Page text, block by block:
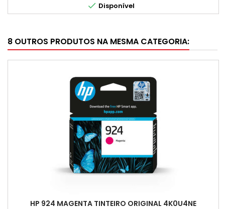
 Disponível
8 OUTROS PRODUTOS NA MESMA CATEGORIA:
HP 924 MAGENTA TINTEIRO ORIGINAL 4K0U4NE